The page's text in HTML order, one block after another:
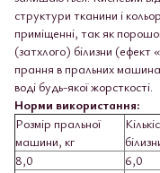
структури тканини і
приміщенні, так як
(затхлого) білизни
прання в пральних
воді будь-якої жорсткості.
Норми використання:
Розмір пральної
машини, кг
8,0
6,0